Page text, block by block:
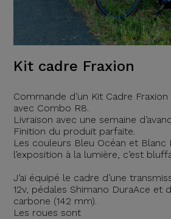
Kit cadre Fraxion
Commande d’un Kit Cadre Fraxion
avec Combo R8.
Livraison avec une semaine
Finition du produit parfaite.
Les couleurs Bleu Océan et Blanc
l’exposition à la lumière, c’est
J’ai équipé le cadre d’une
12v, pédales Shimano DuraAce et
carbone (142 mm).
Les roues sont